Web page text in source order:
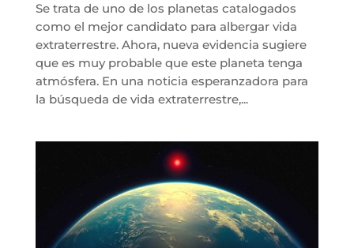
Se trata de uno de los planetas catalogados
como el mejor candidato para albergar vida
extraterrestre. Ahora, nueva evidencia sugiere
que es muy probable que este planeta tenga
atmósfera. En una noticia esperanzadora para
la búsqueda de vida extraterrestre,...